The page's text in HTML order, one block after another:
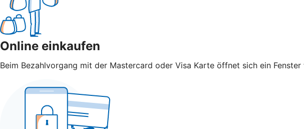
Online einkaufen
Beim Bezahlvorgang mit der Mastercard oder Visa Karte öffnet sich ein